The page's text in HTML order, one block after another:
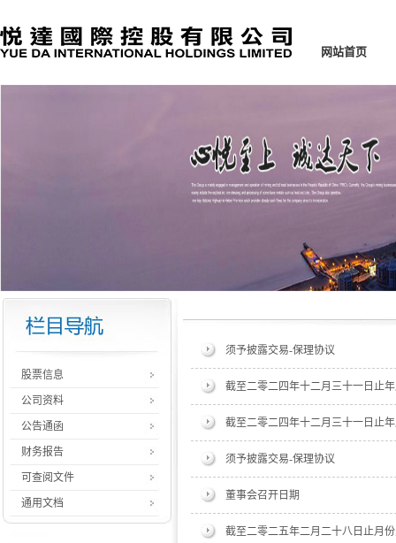
网站首页
股票信息
公司资料
公告通函
财务报告
可查阅文件
通用文档
须予披露交易-保理协议
截至二零二四年十二月三十一日止
截至二零二四年十二月三十一日止
须予披露交易-保理协议
董事会召开日期
截至二零二五年二月二十八日止月